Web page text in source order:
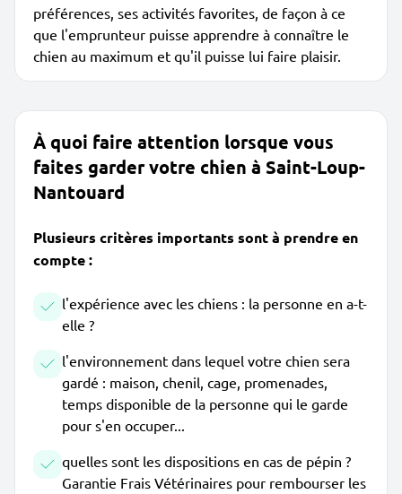
préférences, ses activités favorites, de façon à ce
que l'emprunteur puisse apprendre à connaître le
chien au maximum et qu'il puisse lui faire plaisir.
À quoi faire attention lorsque vous
faites garder votre chien à Saint-Loup-
Nantouard
Plusieurs critères importants sont à prendre en
compte :
l'expérience avec les chiens : la personne en a-t-
elle ?
l'environnement dans lequel votre chien sera
gardé : maison, chenil, cage, promenades,
temps disponible de la personne qui le garde
pour s'en occuper...
quelles sont les dispositions en cas de pépin ?
Garantie Frais Vétérinaires pour rembourser les